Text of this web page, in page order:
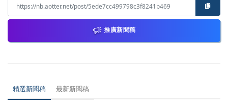
推廣新聞稿
精選新聞稿 最新新聞稿